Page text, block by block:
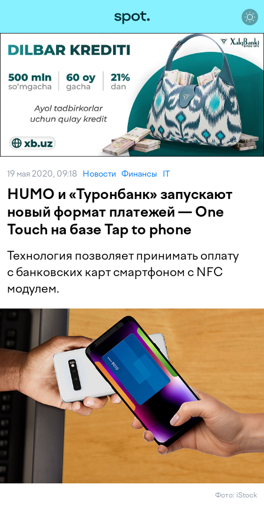
19 мая 2020, 09:18 Новости Финансы IT
HUMO и «Туронбанк» запускают
новый формат платежей — One
Touch на базе Tap to phone
Технология позволяет принимать оплату
с банковских карт смартфоном с NFC
модулем.
Фото: iStock